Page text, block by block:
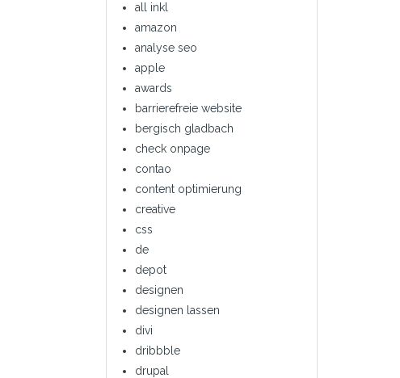
all inkl
amazon
analyse seo
apple
awards
barrierefreie website
bergisch gladbach
check onpage
contao
content optimierung
creative
css
de
depot
designen
designen lassen
divi
dribbble
drupal